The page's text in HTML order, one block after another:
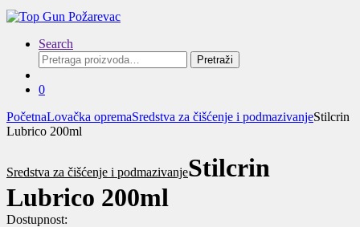
Search
Pretraga
za:
Pretraži
0
PočetnaLovačka opremaSredstva za čišćenje i podmazivanjeStilcrin
Lubrico 200ml
Sredstva za čišćenje i podmazivanjeStilcrin
Lubrico 200ml
Dostupnost: